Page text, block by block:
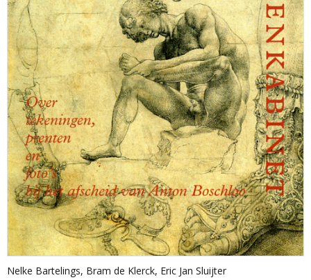
Nelke Bartelings, Bram de Klerck, Eric Jan Sluijter